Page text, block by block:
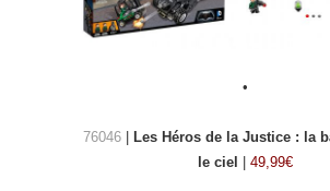
•
76046
Les Héros de la Justice : la
le ciel
49,99€